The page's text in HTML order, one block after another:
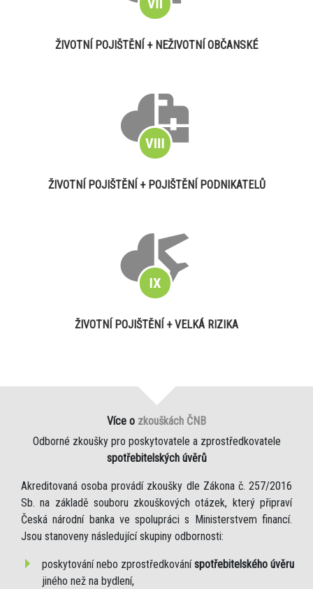
ŽIVOTNÍ POJIŠTĚNÍ + NEŽIVOTNÍ OBČANSKÉ
ŽIVOTNÍ POJIŠTĚNÍ + POJIŠTĚNÍ PODNIKATELŮ
ŽIVOTNÍ POJIŠTĚNÍ + VELKÁ RIZIKA
Více o zkouškách ČNB
Odborné zkoušky pro poskytovatele a zprostředkovatele
spotřebitelských úvěrů
Akreditovaná osoba provádí zkoušky dle Zákona č. 257/2016
Sb. na základě souboru zkouškových otázek, který připraví
Česká národní banka ve spolupráci s Ministerstvem financí.
Jsou stanoveny následující skupiny odbornosti:
poskytování nebo zprostředkováníspotřebitelského úvěru
jiného než na bydlení,